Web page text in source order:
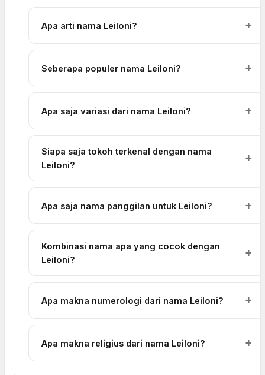
Apa arti nama Leiloni?
Seberapa populer nama Leiloni?
Apa saja variasi dari nama Leiloni?
Siapa saja tokoh terkenal dengan nama
Leiloni?
Apa saja nama panggilan untuk Leiloni?
Kombinasi nama apa yang cocok dengan
Leiloni?
Apa makna numerologi dari nama Leiloni?
Apa makna religius dari nama Leiloni?